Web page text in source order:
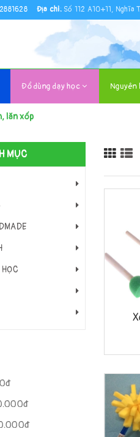
Địa chỉ: Số 112 A10+11, Nghĩa
Đồ dùng dạy học Nguyên
lăn xốp
Mua
MỤC